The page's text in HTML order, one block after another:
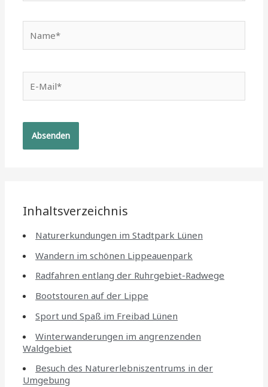
Mail*
Inhaltsverzeichnis
Naturerkundungen im Stadtpark Lünen
Wandern im schönen Lippeauenpark
Radfahren entlang der Ruhrgebiet-Radwege
Bootstouren auf der Lippe
Sport und Spaß im Freibad Lünen
Winterwanderungen im angrenzenden
Waldgebiet
Besuch des Naturerlebniszentrums in der
Umgebung